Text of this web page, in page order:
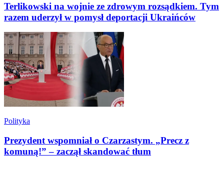
Terlikowski na wojnie ze zdrowym rozsądkiem. Tym
razem uderzył w pomysł deportacji Ukraińców
Polityka
Prezydent wspomniał o Czarzastym. „Precz z
komuną!” – zaczął skandować tłum